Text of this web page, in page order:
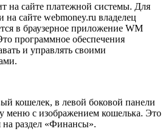
на сайте платежной системы. Для
на сайте webmoney.ru владелец
в браузерное приложение WM
программное обеспечения
и управлять своими
кошелек, в левой боковой панели
меню с изображением кошелька. Это
на раздел «Финансы».